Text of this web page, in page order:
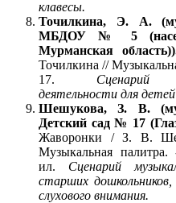
клавесы.
Точилкина, Э. А.
МБДОУ № 5
Мурманская
Точилкина //
17. Сценарий
деятельности для
Шешукова, З. В.
Детский сад № 17
Жаворонки / З. В.
Музыкальная
ил. Сценарий
старших
слухового внимания.